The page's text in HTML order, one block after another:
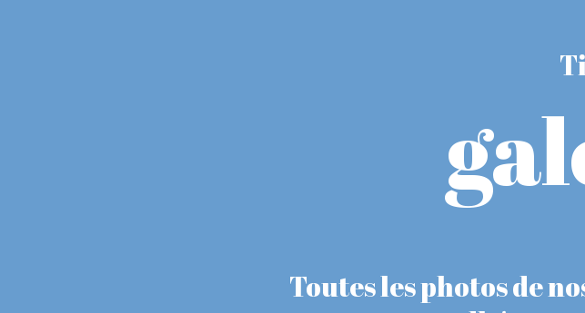
Toutes les photos de